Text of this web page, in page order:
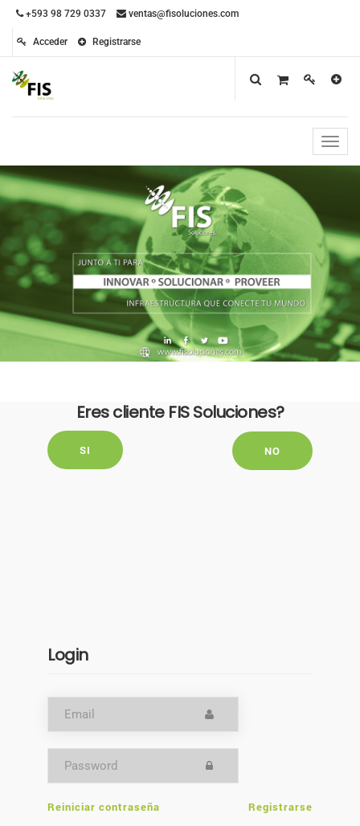
+593 98 729 0337 ventas@fisoluciones.com
Acceder Registrarse
Toggle
Eres cliente FIS Soluciones?
SI NO
Login
Reiniciar contraseña Registrarse